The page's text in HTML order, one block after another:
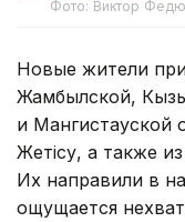
Фото: Виктор
Новые жители
Жамбылской,
и Мангистауской
Жетiсу, а также
Их направили в
ощущается